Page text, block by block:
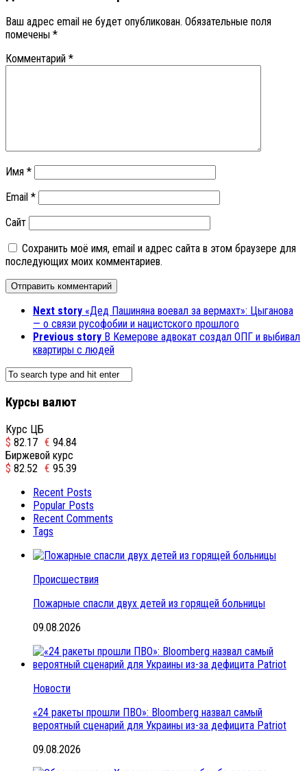
Ваш адрес email не будет опубликован. Обязательные поля
помечены *
Комментарий *
Имя *
Email *
Сайт
Сохранить моё имя, email и адрес сайта в этом браузере для
последующих моих комментариев.
Next story «Дед Пашиняна воевал за вермахт»: Цыганова
— о связи русофобии и нацистского прошлого
Previous story В Кемерове адвокат создал ОПГ и выбивал
квартиры с людей
Курсы валют
Курс ЦБ
$ 82.17 € 94.84
Биржевой курс
$ 82.52 € 95.39
Recent Posts
Popular Posts
Recent Comments
Tags
Происшествия
Пожарные спасли двух детей из горящей больницы
09.08.2026
Новости
«24 ракеты прошли ПВО»: Bloomberg назвал самый
вероятный сценарий для Украины из-за дефицита Patriot
09.08.2026